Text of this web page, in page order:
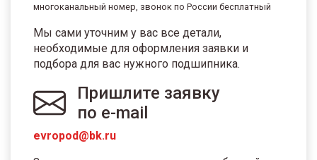
многоканальный номер, звонок по России бесплатный
Мы сами уточним у вас все детали,
необходимые для оформления заявки и
подбора для вас нужного подшипника.
Пришлите заявку
по e-mail
evropod@bk.ru